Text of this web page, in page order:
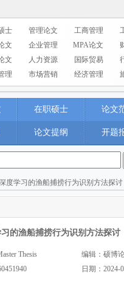
士 管理论文 工商管理
文
企业管理 MPA论文
文
人力资源 国际贸易
理
市场营销 经济管理
在职硕士 论文
论文提纲 开题
度学习的渔船捕捞行为识别方法探讨
的渔船捕捞行为识别方法探讨
Thesis 编辑：硕博
日期：2024-